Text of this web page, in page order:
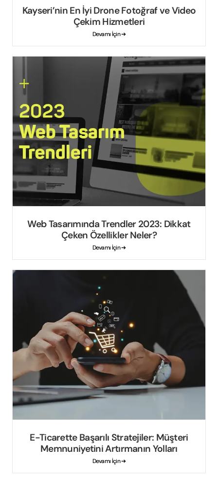
Kayseri’nin En İyi Drone Fotoğraf ve Video
Çekim Hizmetleri
Devamı İçin ➔
Web Tasarımında Trendler 2023: Dikkat
Çeken Özellikler Neler?
Devamı İçin ➔
E-Ticarette Başarılı Stratejiler: Müşteri
Memnuniyetini Artırmanın Yolları
Devamı İçin ➔